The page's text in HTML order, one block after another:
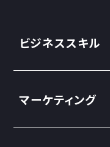
ビジネススキル
マーケティング